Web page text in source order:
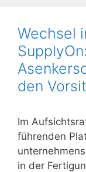
Wechsel
den
Im
führenden
in der